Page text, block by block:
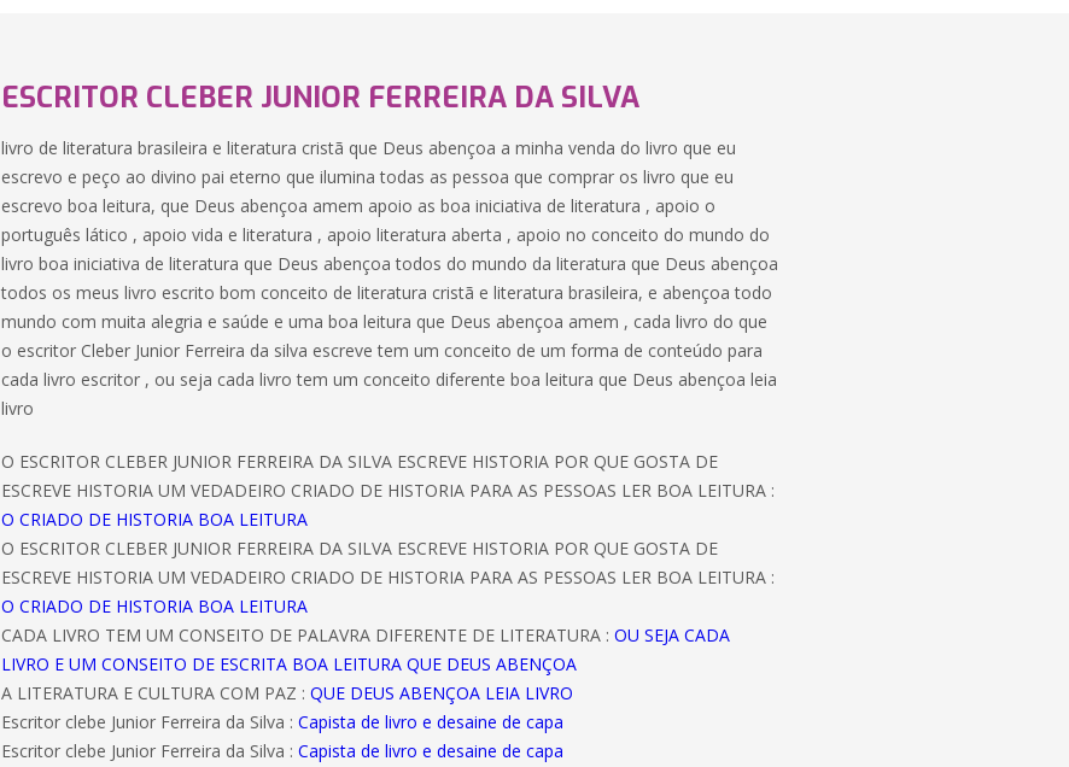
ESCRITOR CLEBER JUNIOR FERREIRA DA SILVA
livro de literatura brasileira e literatura cristã que Deus abençoa a minha venda do livro que eu
escrevo e peço ao divino pai eterno que ilumina todas as pessoa que comprar os livro que eu
escrevo boa leitura, que Deus abençoa amem apoio as boa iniciativa de literatura , apoio o
português lático , apoio vida e literatura , apoio literatura aberta , apoio no conceito do mundo do
livro boa iniciativa de literatura que Deus abençoa todos do mundo da literatura que Deus abençoa
todos os meus livro escrito bom conceito de literatura cristã e literatura brasileira, e abençoa todo
mundo com muita alegria e saúde e uma boa leitura que Deus abençoa amem , cada livro do que
o escritor Cleber Junior Ferreira da silva escreve tem um conceito de um forma de conteúdo para
cada livro escritor , ou seja cada livro tem um conceito diferente boa leitura que Deus abençoa leia
livro
O ESCRITOR CLEBER JUNIOR FERREIRA DA SILVA ESCREVE HISTORIA POR QUE GOSTA DE
ESCREVE HISTORIA UM VEDADEIRO CRIADO DE HISTORIA PARA AS PESSOAS LER BOA LEITURA :
O CRIADO DE HISTORIA BOA LEITURA
O ESCRITOR CLEBER JUNIOR FERREIRA DA SILVA ESCREVE HISTORIA POR QUE GOSTA DE
ESCREVE HISTORIA UM VEDADEIRO CRIADO DE HISTORIA PARA AS PESSOAS LER BOA LEITURA :
O CRIADO DE HISTORIA BOA LEITURA
CADA LIVRO TEM UM CONSEITO DE PALAVRA DIFERENTE DE LITERATURA :OU SEJA CADA
LIVRO E UM CONSEITO DE ESCRITA BOA LEITURA QUE DEUS ABENÇOA
A LITERATURA E CULTURA COM PAZ :QUE DEUS ABENÇOA LEIA LIVRO
Escritor clebe Junior Ferreira da Silva :Capista de livro e desaine de capa
Escritor clebe Junior Ferreira da Silva :Capista de livro e desaine de capa